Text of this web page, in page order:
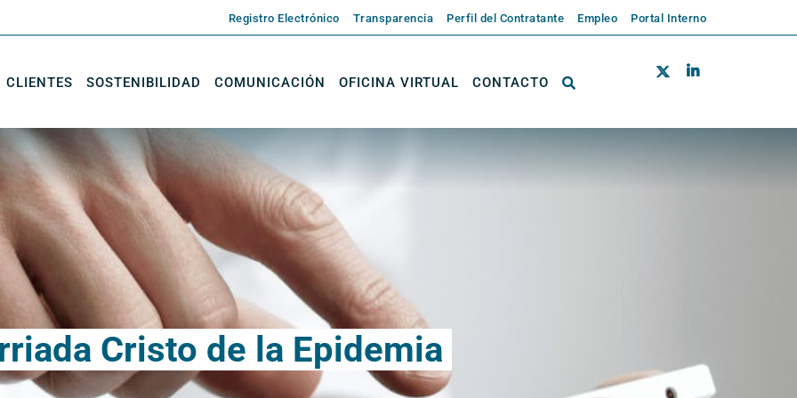
Registro Electrónico Transparencia Perfil del Contratante Empleo Portal Interno
CLIENTES SOSTENIBILIDAD COMUNICACIÓN OFICINA VIRTUAL CONTACTO
Cristo de la Epidemia